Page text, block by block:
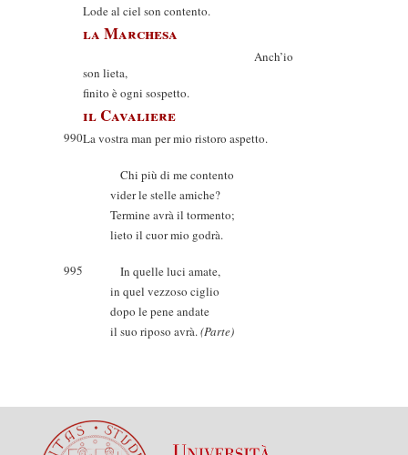
Lode al ciel son contento.
la Marchesa
Anch’io
son lieta,
finito è ogni sospetto.
il Cavaliere
990La vostra man per mio ristoro aspetto.
Chi più di me contento
vider le stelle amiche?
Termine avrà il tormento;
lieto il cuor mio godrà.
995
In quelle luci amate,
in quel vezzoso ciglio
dopo le pene andate
il suo riposo avrà.(Parte)